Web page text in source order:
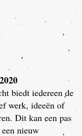
biedt iedereen de
werk, ideeën of
Dit kan een pas
nieuw